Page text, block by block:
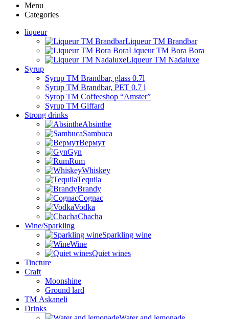
Menu
Categories
liqueur
Liqueur TM Brandbar
Liqueur TM Bora Bora
Liqueur TM Nadaluxe
Syrup
Syrup TM Brandbar, glass 0.7l
Syrup TM Brandbar, PET 0.7 l
Syrop TM Coffeeshop “Amster”
Syrup TM Giffard
Strong drinks
Absinthe
Sambuca
Вермут
Gyn
Rum
Whiskey
Tequila
Brandy
Cognac
Vodka
Chacha
Wine/Sparkling
Sparkling wine
Wine
Quiet wines
Tincture
Craft
Moonshine
Ground lard
ТМ Askaneli
Drinks